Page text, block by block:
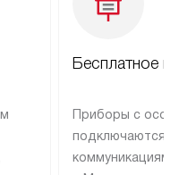
Бесплатное
Приборы с
подключаются к
коммуникациям